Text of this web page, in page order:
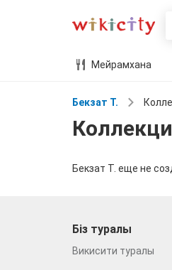
Мейрамхана
Бекзат Т.
Бекзат Т. еще не
Біз туралы
Викисити туралы